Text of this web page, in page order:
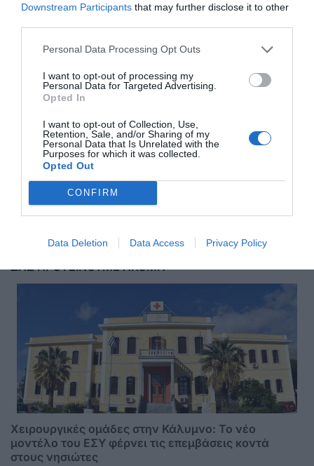
Downstream Participants that may further disclose it to other
Personal Data Processing Opt Outs
I want to opt-out of processing my
Personal Data for Targeted Advertising.
Opted In
I want to opt-out of Collection, Use,
Retention, Sale, and/or Sharing of my
Personal Data that Is Unrelated with the
Purposes for which it was collected.
Opted Out
CONFIRM
Data Deletion Data Access Privacy Policy
Αποστολή
ΣΑΣ ΠΡΟΤΕΙΝΟΥΜΕ ΑΚΟΜΗ
Χειρουργικές ομάδες στην Κάλυμνο: Το νέο
μοντέλο του ΕΣΥ φέρνει τις επεμβάσεις κοντά
στους νησιώτες